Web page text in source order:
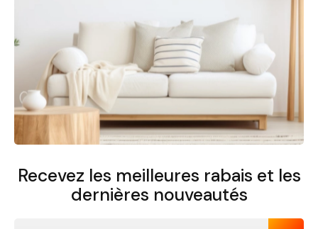
Recevez les meilleures rabais et les
dernières nouveautés